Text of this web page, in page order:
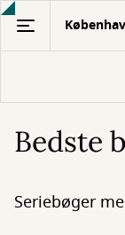
Gå
hovedindhold
Bedste
Seriebøger